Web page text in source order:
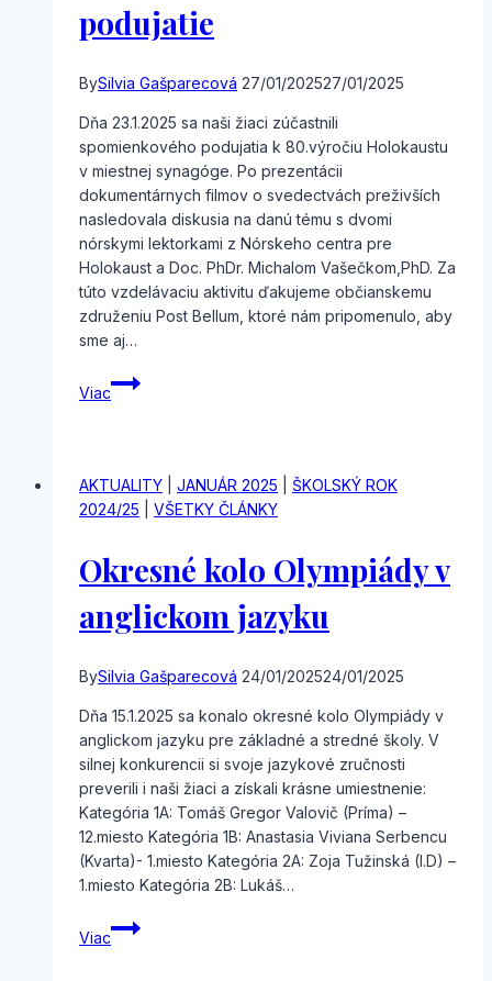
podujatie
BySilvia Gašparecová 27/01/202527/01/2025
Dňa 23.1.2025 sa naši žiaci zúčastnili
spomienkového podujatia k 80.výročiu Holokaustu
v miestnej synagóge. Po prezentácii
dokumentárnych filmov o svedectvách preživších
nasledovala diskusia na danú tému s dvomi
nórskymi lektorkami z Nórskeho centra pre
Holokaust a Doc. PhDr. Michalom Vašečkom,PhD. Za
túto vzdelávaciu aktivitu ďakujeme občianskemu
združeniu Post Bellum, ktoré nám pripomenulo, aby
sme aj…
Viac
Holokaust
–
AKTUALITY
JANUÁR 2025
ŠKOLSKÝ ROK
2024/25
VŠETKY ČLÁNKY
Okresné kolo Olympiády v
anglickom jazyku
BySilvia Gašparecová 24/01/202524/01/2025
Dňa 15.1.2025 sa konalo okresné kolo Olympiády v
anglickom jazyku pre základné a stredné školy. V
silnej konkurencii si svoje jazykové zručnosti
preverili i naši žiaci a získali krásne umiestnenie:
Kategória 1A: Tomáš Gregor Valovič (Príma) –
12.miesto Kategória 1B: Anastasia Viviana Serbencu
(Kvarta)- 1.miesto Kategória 2A: Zoja Tužinská (I.D) –
1.miesto Kategória 2B: Lukáš…
Viac
Okresné
kolo